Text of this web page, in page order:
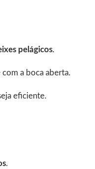
pelágicos.
a boca aberta.
eficiente.
.